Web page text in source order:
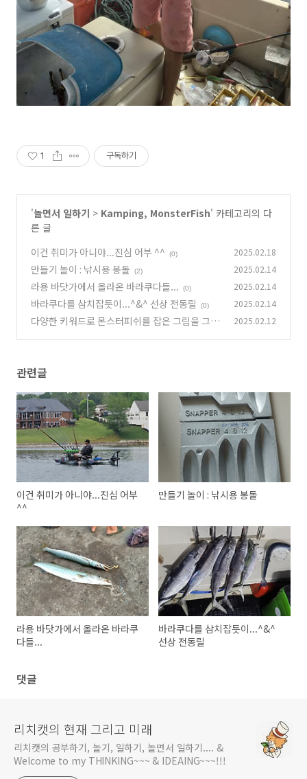
1 구독하기
'놀면서 일하기 > Kamping, MonsterFish' 카테고리의 다
른 글
이건 취미가 아니야...진심 어부 ^^
(0) 2025.02.18
만들기 놀이 : 낚시용 봉돌 (2) 2025.02.14
라용 바닷가에서 올라온 바라쿠다들... (0) 2025.02.14
바라쿠다를 삼치잡듯이...^&^ 선상 전동릴 (0) 2025.02.14
다양한 키워드로 몬스터피쉬를 잡은 그림을 그려
2025.02.12
관련글
이건 취미가 아니야...진심 어부
^^
만들기 놀이 : 낚시용 봉돌
라용 바닷가에서 올라온 바라쿠
다들...
바라쿠다를 삼치잡듯이...^&^
선상 전동릴
댓글
리치캣의 현재 그리고 미래
리치캣의 공부하기, 놀기, 일하기, 놀면서 일하기.... &
Welcome to my THINKING~~~ & IDEAING~~~!!!